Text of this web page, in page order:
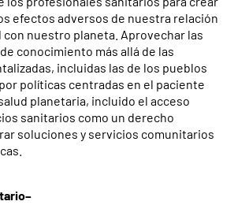
efectos adversos de nuestra relación
nuestro planeta. Aprovechar las
conocimiento más allá de las
incluidas las de los pueblos
políticas centradas en el paciente
planetaria, incluido el acceso
sanitarios como un derecho
soluciones y servicios comunitarios